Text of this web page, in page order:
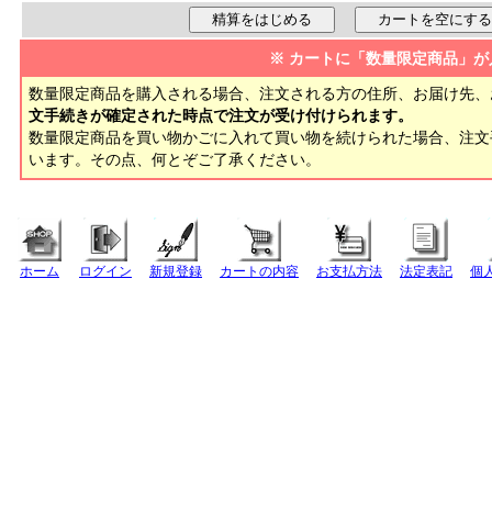
※ カートに「数量限定商品」
数量限定商品を購入される場合、注文される方の住所、お届け先
文手続きが確定された時点で注文が受け付けられます。
数量限定商品を買い物かごに入れて買い物を続けられた場合、注
います。その点、何とぞご了承ください。
ホーム ログイン 新規登録 カートの内容 お支払方法 法定表記 個